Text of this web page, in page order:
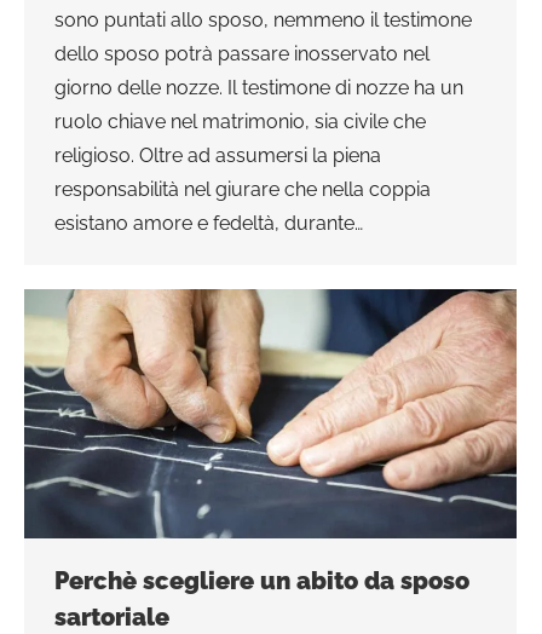
sono puntati allo sposo, nemmeno il testimone
dello sposo potrà passare inosservato nel
giorno delle nozze. Il testimone di nozze ha un
ruolo chiave nel matrimonio, sia civile che
religioso. Oltre ad assumersi la piena
responsabilità nel giurare che nella coppia
esistano amore e fedeltà, durante…
Perchè scegliere un abito da sposo
sartoriale